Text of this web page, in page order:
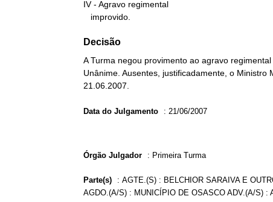
IV - Agravo regimental
   improvido.
Decisão
A Turma negou provimento ao agravo
Unânime. Ausentes, justificadamente, o Ministro
21.06.2007.
Data do Julgamento : 21/06/2007
Órgão Julgador : Primeira Turma
Parte(s) : AGTE.(S) : BELCHIOR SARAIVA E
AGDO.(A/S) : MUNICÍPIO DE OSASCO ADV.(A/S) :